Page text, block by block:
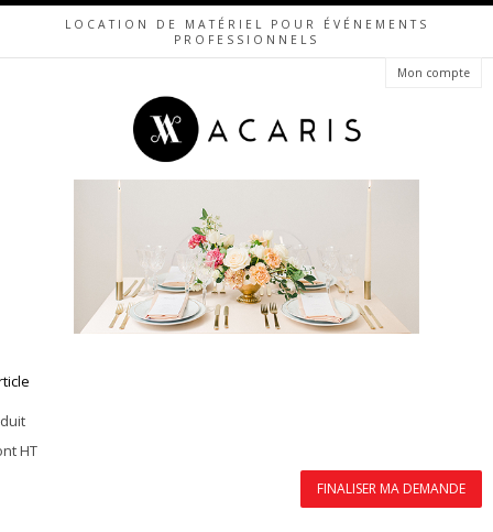
LOCATION DE MATÉRIEL POUR ÉVÉNEMENTS
PROFESSIONNELS
Mon compte
HT
FINALISER MA DEMANDE